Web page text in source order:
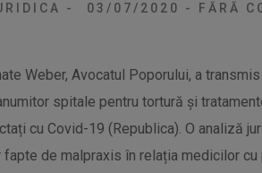
- 03/07/2020 - FĂRĂ
Weber, Avocatul Poporului, a
spitale pentru tortură și
cu Covid-19 (Republica). O analiză
fapte de malpraxis în relația medicilor